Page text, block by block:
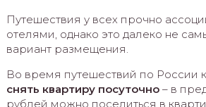
Путешествия у всех прочно
отелями, однако это далеко не
вариант размещения.
Во время путешествий по России
снять квартиру посуточно– в
рублей можно поселиться в